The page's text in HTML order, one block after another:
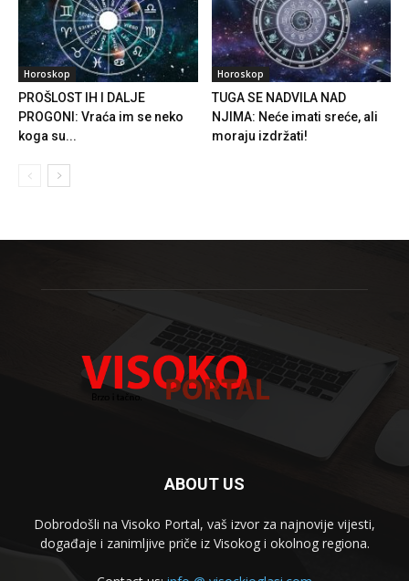
Horoskop
PROŠLOST IH I DALJE
PROGONI: Vraća im se neko
koga su...
Horoskop
TUGA SE NADVILA NAD
NJIMA: Neće imati sreće, ali
moraju izdržati!
ABOUT US
Dobrodošli na Visoko Portal, vaš izvor za najnovije vijesti,
događaje i zanimljive priče iz Visokog i okolnog regiona.